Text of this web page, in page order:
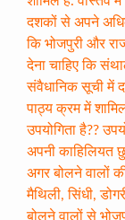
दशकों से अपने
कि भोजपुरी और
देना चाहिए कि
संवैधानिक सूची में
पाठ्य क्रम में
उपयोगिता है??
अपनी काहिलियत
अगर बोलने वालों
मैथिली, सिंधी,
बोलने वालों से